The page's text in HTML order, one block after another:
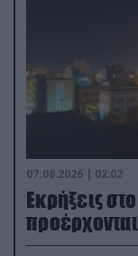
07.08.2026 | 02:02
Εκρήξεις